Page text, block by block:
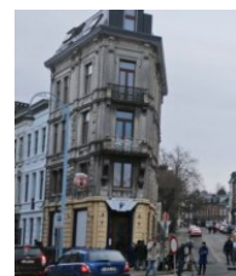
ចូល​
ទៅ​
ទំព័រ​
រចនា
សម្ព័ន្ធ​
រំលង​
ព្រឹត្តិការណ៍ព័ត៌មាន
ទូរទស្សន៍ / វីដេអូ​
វិទ្យុ / ផតខាសថ៍
កម្មវិធីទាំងអស់
Khmer English